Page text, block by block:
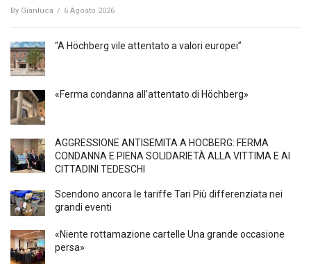
By Gianluca / 6 Agosto 2026
“A Höchberg vile attentato a valori europei”
«Ferma condanna all’attentato di Höchberg»
AGGRESSIONE ANTISEMITA A HÖCBERG: FERMA
CONDANNA E PIENA SOLIDARIETÀ ALLA VITTIMA E AI
CITTADINI TEDESCHI
Scendono ancora le tariffe Tari Più differenziata nei
grandi eventi
«Niente rottamazione cartelle Una grande occasione
persa»